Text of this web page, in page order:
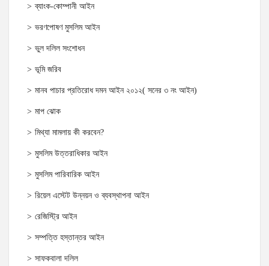
ব্যাংক-কোম্পানী আইন
ভরণপোষণ মুসলিম আইন
ভুল দলিল সংশোধন
ভূমি জরিব
মানব পাচার প্রতিরোধ দমন আইন ২০১২( সনের ৩ নং আইন)
মাপ ঝোক
মিথ্যা মামলায় কী করবেন?
মুসলিম উত্তরাধিকার আইন
মুসলিম পারিবারিক আইন
রিয়েল এস্টেট উন্নয়ন ও ব্যবস্থাপনা আইন
রেজিস্ট্রি আইন
সম্পত্তি হস্তান্তর আইন
সাফকবালা দলিল